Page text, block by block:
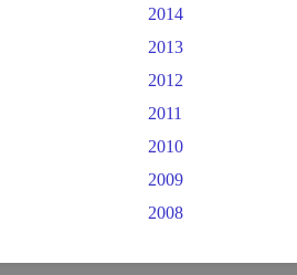
2014
2013
2012
2011
2010
2009
2008